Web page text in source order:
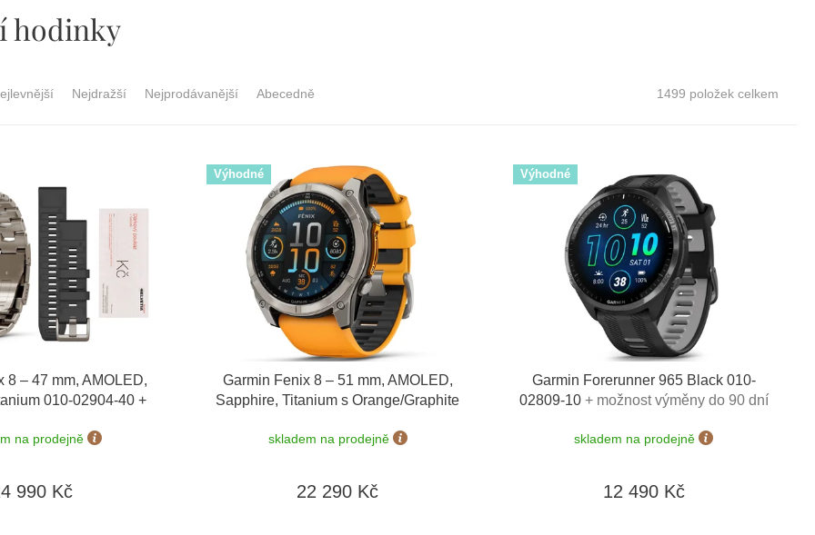
hodinky
Nejdražší Nejprodávanější Abecedně 1499 položek celkem
8 – 47 mm, AMOLED,
010-02904-40 +
Kč + Topo Czech PRO
na prodejně
990 Kč
Výhodné
Garmin Fenix 8 – 51 mm, AMOLED,
Sapphire, Titanium s Orange/Graphite
skladem na prodejně
22 290 Kč
Výhodné
Garmin Forerunner 965 Black 010-
02809-10 + možnost výměny do 90 dní
skladem na prodejně
12 490 Kč